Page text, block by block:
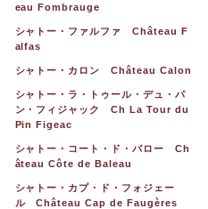
eau Fombrauge
シャトー・ファルファ Château F
alfas
シャトー・カロン Château Calon
シャトー・ラ・トゥール・デュ・パ
ン・フィジャック Ch La Tour du
Pin Figeac
シャトー・コート・ド・バロー Ch
âteau Côte de Baleau
シャトー・カプ・ド・フォジェー
ル Château Cap de Faugères